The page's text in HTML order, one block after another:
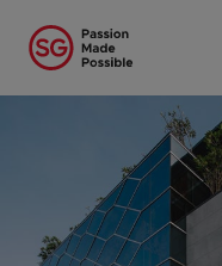
Startseite/...